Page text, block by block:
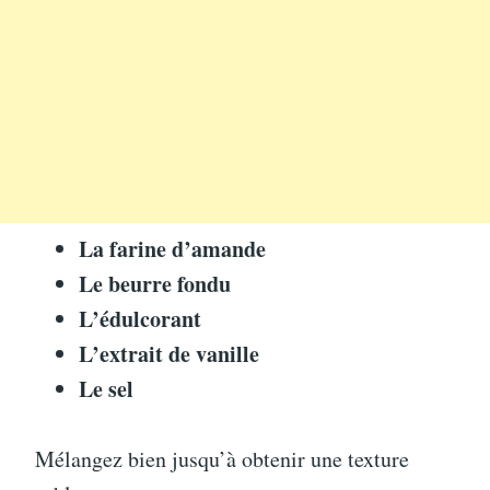
La farine d’amande
Le beurre fondu
L’édulcorant
L’extrait de vanille
Le sel
Mélangez bien jusqu’à obtenir une texture